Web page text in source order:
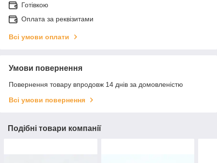
Готівкою
Оплата за реквізитами
Всі умови оплати
Умови повернення
Повернення товару впродовж 14 днів за домовленістю
Всі умови повернення
Подібні товари компанії